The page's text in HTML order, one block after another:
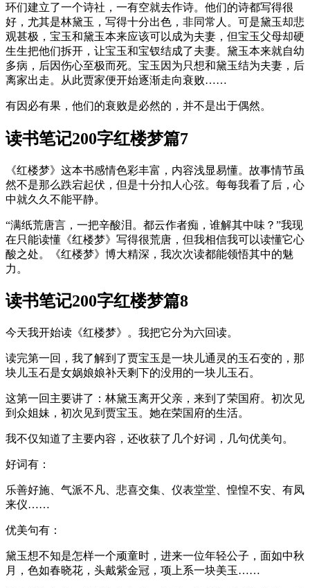
环们建立了一个诗社，一有空就去作诗。他们的诗都写得很
好，尤其是林黛玉，写得十分出色，非同常人。可是黛玉却悲
观甚极，宝玉和黛玉本来应该可以成为夫妻，但宝玉父母却硬
生生把他们拆开，让宝玉和宝钗结成了夫妻。黛玉本来就自幼
多病，后因伤心至极而死。宝玉因为只想和黛玉结为夫妻，后
离家出走。从此贾家便开始逐渐走向衰败……
有因必有果，他们的衰败是必然的，并不是出于偶然。
读书笔记200字红楼梦篇7
《红楼梦》这本书感情色彩丰富，内容浅显易懂。故事情节虽
然不是那么跌宕起伏，但是十分扣人心弦。每每我看了后，心
中就久久不能平静。
“满纸荒唐言，一把辛酸泪。都云作者痴，谁解其中味？”我现
在只能读懂《红楼梦》写得很荒唐，但我相信我可以读懂它心
酸之处。《红楼梦》博大精深，我次次读都能领悟其中的魅
力。
读书笔记200字红楼梦篇8
今天我开始读《红楼梦》。我把它分为六回读。
读完第一回，我了解到了贾宝玉是一块儿通灵的玉石变的，那
块儿玉石是女娲娘娘补天剩下的没用的一块儿玉石。
这第一回主要讲了：林黛玉离开父亲，来到了荣国府。初次见
到众姐妹，初次见到贾宝玉。她在荣国府的生活。
我不仅知道了主要内容，还收获了几个好词，几句优美句。
好词有：
乐善好施、气派不凡、悲喜交集、仪表堂堂、惶惶不安、有凤
来仪……
优美句有：
黛玉想不知是怎样一个顽童时，进来一位年轻公子，面如中秋
月，色如春晓花，头戴紫金冠，项上系一块美玉……